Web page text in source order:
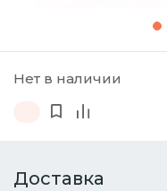
Нет в наличии
Доставка